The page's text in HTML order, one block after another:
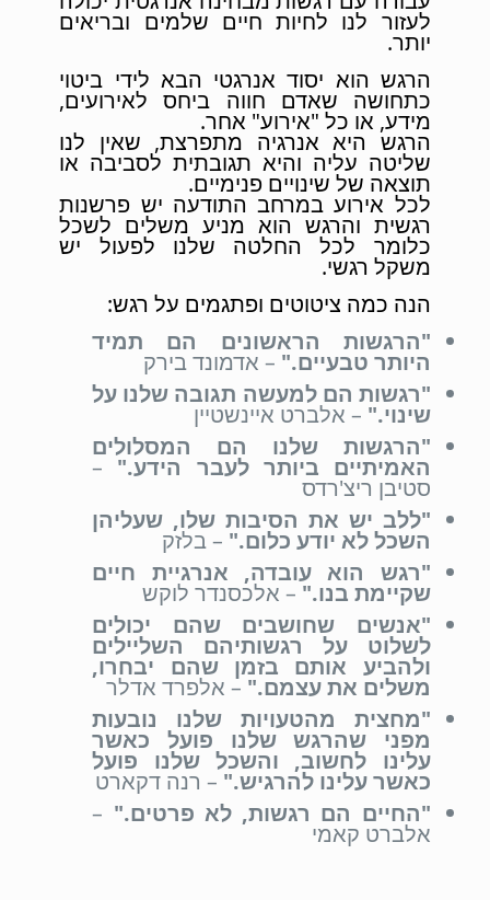
לעזור לנו לחיות חיים שלמים ובריאים
יותר.
הרגש הוא יסוד אנרגטי הבא לידי ביטוי
כתחושה שאדם חווה ביחס לאירועים,
מידע, או כל "אירוע" אחר.
הרגש היא אנרגיה מתפרצת, שאין לנו
שליטה עליה והיא תגובתית לסביבה או
תוצאה של שינויים פנימיים.
לכל אירוע במרחב התודעה יש פרשנות
רגשית והרגש הוא מניע משלים לשכל
כלומר לכל החלטה שלנו לפעול יש
משקל רגשי.
הנה כמה ציטוטים ופתגמים על רגש:
"הרגשות הראשונים הם תמיד
היותר טבעיים." – אדמונד בירק
"רגשות הם למעשה תגובה שלנו על
שינוי." – אלברט איינשטיין
"הרגשות שלנו הם המסלולים
האמיתיים ביותר לעבר הידע." –
סטיבן ריצ'רדס
"ללב יש את הסיבות שלו, שעליהן
השכל לא יודע כלום." – בלזק
"רגש הוא עובדה, אנרגיית חיים
שקיימת בנו." – אלכסנדר לוקש
"אנשים שחושבים שהם יכולים
לשלוט על רגשותיהם השליילים
ולהביע אותם בזמן שהם יבחרו,
משלים את עצמם." – אלפרד אדלר
"מחצית מהטעויות שלנו נובעות
מפני שהרגש שלנו פועל כאשר
עלינו לחשוב, והשכל שלנו פועל
כאשר עלינו להרגיש." – רנה דקארט
"החיים הם רגשות, לא פרטים." –
אלברט קאמי